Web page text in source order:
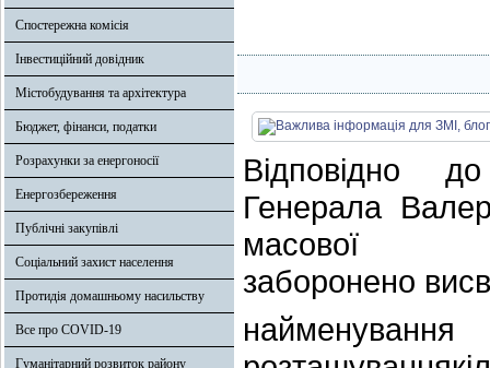
Спостережна комісія
Інвестиційний довідник
Містобудування та архітектура
Бюджет, фінанси, податки
Розрахунки за енергоносії
Енергозбереження
Публічні закупівлі
Соціальний захист населення
Протидія домашньому насильству
Все про COVID-19
Гуманітарний розвиток району
Відповідно
Генерала
масової
заборонено